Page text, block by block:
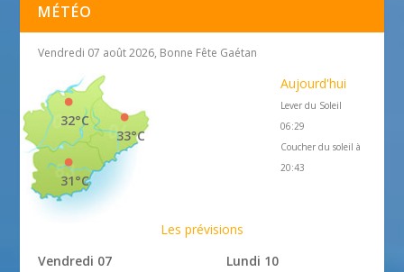
MÉTÉO
Vendredi 07 août 2026, Bonne Fête Gaétan
33°C
32°C
31°C
Aujourd'hui
Lever du Soleil
06:29
Coucher du soleil à
20:43
Les prévisions
Vendredi 07
Lundi 10